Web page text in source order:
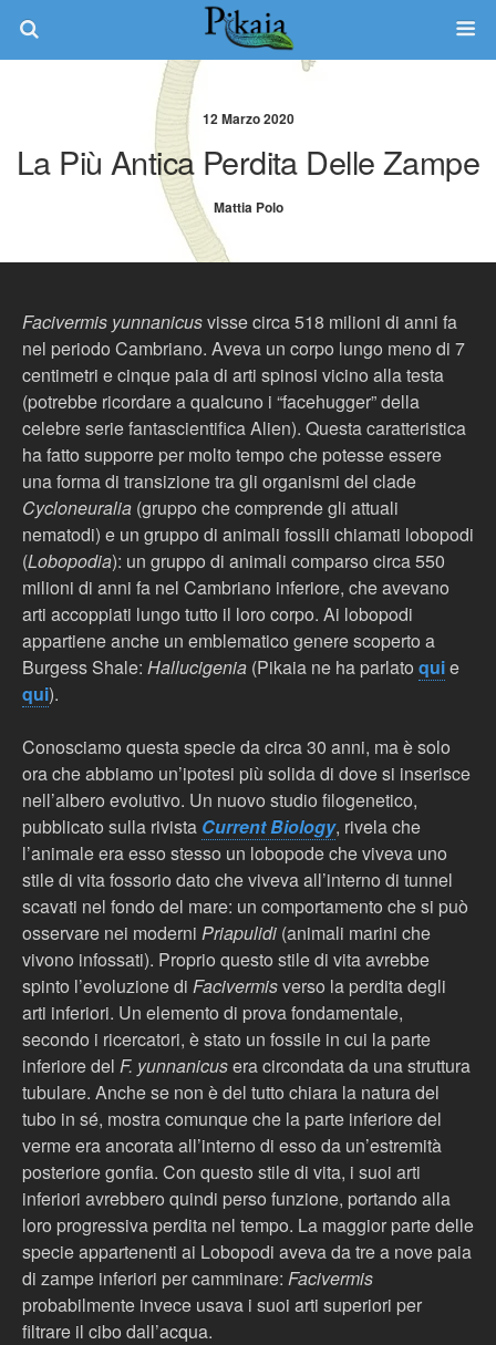
12 Marzo 2020
La Più Antica Perdita Delle Zampe
Mattia Polo
Facivermis yunnanicusvisse circa 518 milioni di anni fa
nel periodo Cambriano. Aveva un corpo lungo meno di 7
centimetri e cinque paia di arti spinosi vicino alla testa
(potrebbe ricordare a qualcuno i “facehugger” della
celebre serie fantascientifica Alien). Questa caratteristica
ha fatto supporre per molto tempo che potesse essere
una forma di transizione tra gli organismi del clade
Cycloneuralia (gruppo che comprende gli attuali
nematodi) e un gruppo di animali fossili chiamati lobopodi
(Lobopodia): un gruppo di animali comparso circa 550
milioni di anni fa nel Cambriano inferiore, che avevano
arti accoppiati lungo tutto il loro corpo. Ai lobopodi
appartiene anche un emblematico genere scoperto a
Burgess Shale: Hallucigenia (Pikaia ne ha parlato quie
qui).
Conosciamo questa specie da circa 30 anni, ma è solo
ora che abbiamo un’ipotesi più solida di dove si inserisce
nell’albero evolutivo. Un nuovo studio filogenetico,
pubblicato sulla rivista Current Biology, rivela che
l’animale era esso stesso un lobopode che viveva uno
stile di vita fossorio dato che viveva all’interno di tunnel
scavati nel fondo del mare: un comportamento che si può
osservare nei moderni Priapulidi (animali marini che
vivono infossati). Proprio questo stile di vita avrebbe
spinto l’evoluzione di Facivermisverso la perdita degli
arti inferiori. Un elemento di prova fondamentale,
secondo i ricercatori, è stato un fossile in cui la parte
inferiore del F. yunnanicusera circondata da una struttura
tubulare. Anche se non è del tutto chiara la natura del
tubo in sé, mostra comunque che la parte inferiore del
verme era ancorata all’interno di esso da un’estremità
posteriore gonfia. Con questo stile di vita, i suoi arti
inferiori avrebbero quindi perso funzione, portando alla
loro progressiva perdita nel tempo. La maggior parte delle
specie appartenenti ai Lobopodi aveva da tre a nove paia
di zampe inferiori per camminare: Facivermis
probabilmente invece usava i suoi arti superiori per
filtrare il cibo dall’acqua.